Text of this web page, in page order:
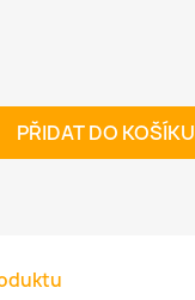
PŘIDAT DO KOŠÍKU